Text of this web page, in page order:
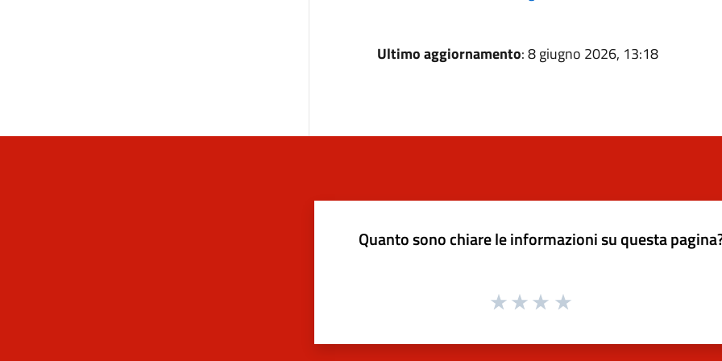
Ultimo aggiornamento: 8 giugno 2026, 13:18
Quanto sono chiare le informazioni su questa